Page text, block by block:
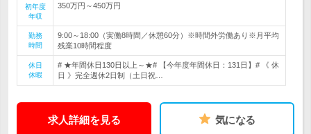
初年度
年収
350万円～450万円
勤務
時間
9:00～18:00（実働8時間／休憩60分）※時間外労働あり※月平均
残業10時間程度
休日
休暇
# ★年間休日130日以上～★# 【今年度年間休日：131日】# 《 休
日 》完全週休2日制（土日祝…
求人詳細を見る 気になる